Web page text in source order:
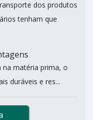
dos produtos
tenham que
na matéria prima, o
duráveis e res...